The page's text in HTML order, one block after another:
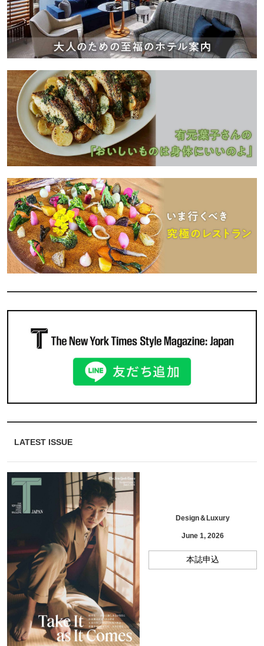
LATEST ISSUE
Design＆Luxury
June 1, 2026
本誌申込